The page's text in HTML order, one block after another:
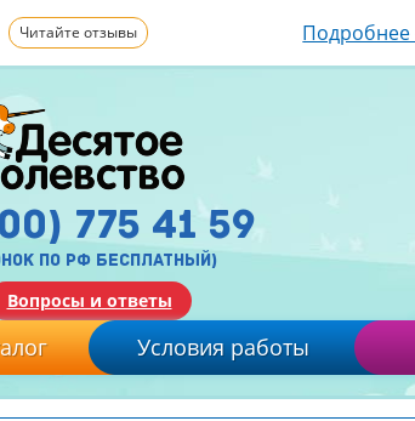
Читайте отзывы Подробнее
775 41 59
по рф бесплатный)
Вопросы и ответы
Условия работы